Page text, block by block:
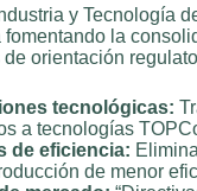
y Tecnología
fomentando la
orientación
tecnológicas:
a tecnologías
de eficiencia:
de menor